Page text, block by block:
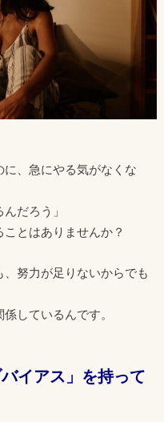
に、急にやる気がなくな
だろう」
とはありませんか？
努力が足りないからでも
係しているんです。
イアス」を持って